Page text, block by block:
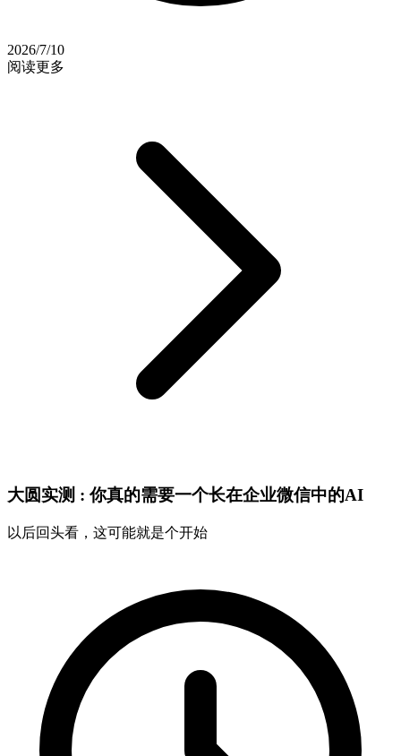
2026/7/10
阅读更多
大圆实测 : 你真的需要一个长在企业微信中的AI
以后回头看，这可能就是个开始